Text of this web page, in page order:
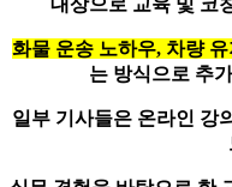
대상으로 교육 및 코
화물 운송 노하우, 차량
는 방식으로 추
일부 기사들은 온라인 강